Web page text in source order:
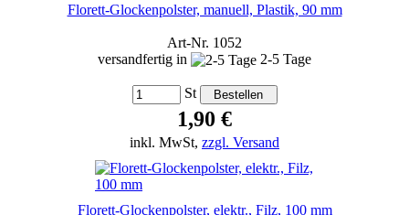
Florett-Glockenpolster, manuell, Plastik, 90 mm
Art-Nr. 1052
versandfertig in
2-5 Tage
St
1,90 €
inkl. MwSt, zzgl. Versand
Florett-Glockenpolster, elektr., Filz, 100 mm